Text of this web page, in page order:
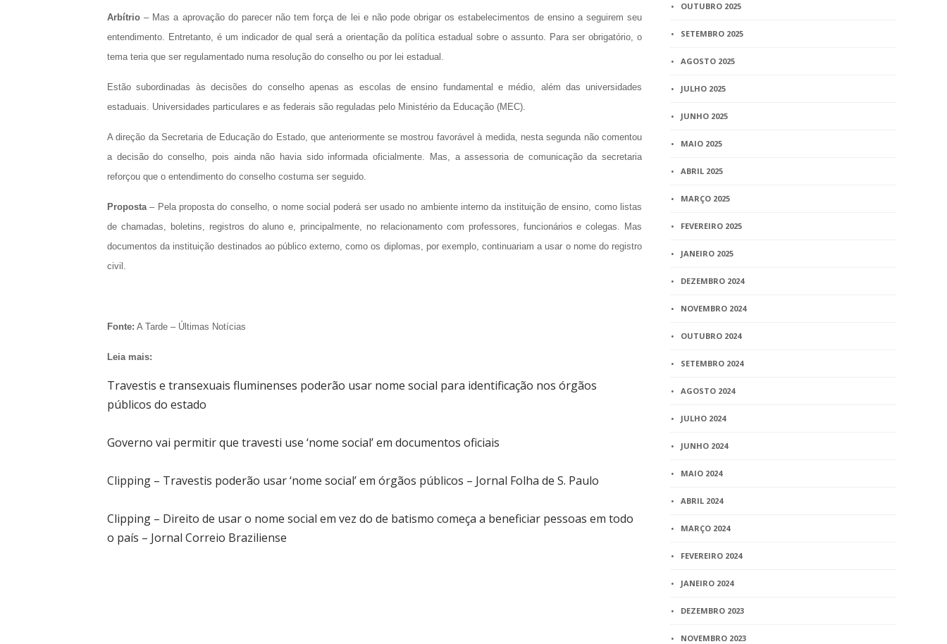
Arbítrio– Mas a aprovação do parecer não tem força de lei e não pode obrigar os estabelecimentos de ensino a seguirem seu
entendimento. Entretanto, é um indicador de qual será a orientação da política estadual sobre o assunto. Para ser obrigatório, o
tema teria que ser regulamentado numa resolução do conselho ou por lei estadual.
Estão subordinadas às decisões do conselho apenas as escolas de ensino fundamental e médio, além das universidades
estaduais. Universidades particulares e as federais são reguladas pelo Ministério da Educação (MEC).
A direção da Secretaria de Educação do Estado, que anteriormente se mostrou favorável à medida, nesta segunda não comentou
a decisão do conselho, pois ainda não havia sido informada oficialmente. Mas, a assessoria de comunicação da secretaria
reforçou que o entendimento do conselho costuma ser seguido.
Proposta– Pela proposta do conselho, o nome social poderá ser usado no ambiente interno da instituição de ensino, como listas
de chamadas, boletins, registros do aluno e, principalmente, no relacionamento com professores, funcionários e colegas. Mas
documentos da instituição destinados ao público externo, como os diplomas, por exemplo, continuariam a usar o nome do registro
civil.
Fonte: A Tarde – Últimas Notícias
Leia mais:
Travestis e transexuais fluminenses poderão usar nome social para identificação nos órgãos
públicos do estado
Governo vai permitir que travesti use ‘nome social’ em documentos oficiais
Clipping – Travestis poderão usar ‘nome social’ em órgãos públicos – Jornal Folha de S. Paulo
Clipping – Direito de usar o nome social em vez do de batismo começa a beneficiar pessoas em todo
o país – Jornal Correio Braziliense
OUTUBRO 2025
SETEMBRO 2025
AGOSTO 2025
JULHO 2025
JUNHO 2025
MAIO 2025
ABRIL 2025
MARÇO 2025
FEVEREIRO 2025
JANEIRO 2025
DEZEMBRO 2024
NOVEMBRO 2024
OUTUBRO 2024
SETEMBRO 2024
AGOSTO 2024
JULHO 2024
JUNHO 2024
MAIO 2024
ABRIL 2024
MARÇO 2024
FEVEREIRO 2024
JANEIRO 2024
DEZEMBRO 2023
NOVEMBRO 2023